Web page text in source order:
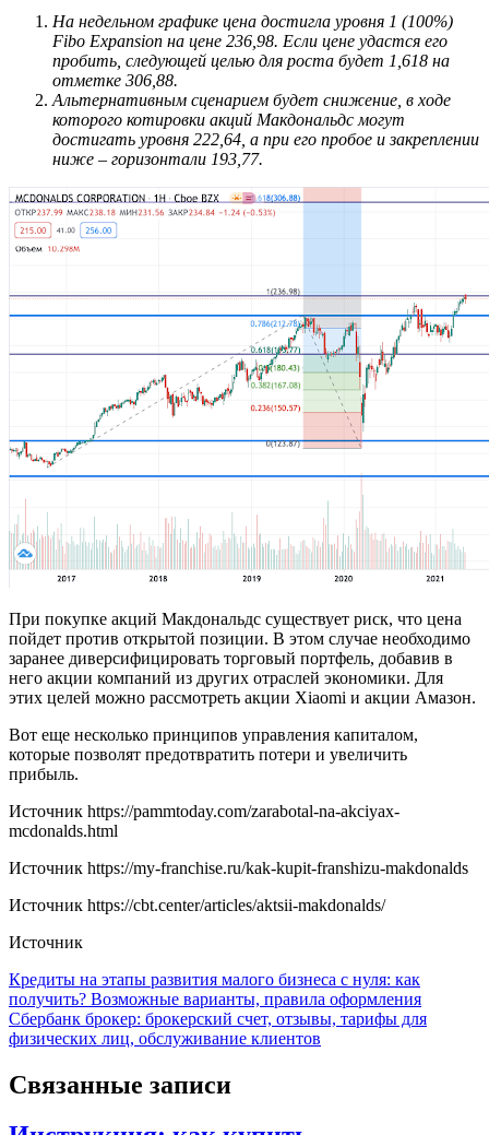
На недельном графике цена достигла уровня 1 (100%)
Fibo Expansion на цене 236,98. Если цене удастся его
пробить, следующей целью для роста будет 1,618 на
отметке 306,88.
Альтернативным сценарием будет снижение, в ходе
которого котировки акций Макдональдс могут
достигать уровня 222,64, а при его пробое и закреплении
ниже – горизонтали 193,77.
При покупке акций Макдональдс существует риск, что цена
пойдет против открытой позиции. В этом случае необходимо
заранее диверсифицировать торговый портфель, добавив в
него акции компаний из других отраслей экономики. Для
этих целей можно рассмотреть акции Xiaomi и акции Амазон.
Вот еще несколько принципов управления капиталом,
которые позволят предотвратить потери и увеличить
прибыль.
Источник https://pammtoday.com/zarabotal-na-akciyax-
mcdonalds.html
Источник https://my-franchise.ru/kak-kupit-franshizu-makdonalds
Источник https://cbt.center/articles/aktsii-makdonalds/
Источник
Навигация
по
записям
Кредиты на этапы развития малого бизнеса с нуля: как
получить? Возможные варианты, правила оформления
Сбербанк брокер: брокерский счет, отзывы, тарифы для
физических лиц, обслуживание клиентов
Связанные записи